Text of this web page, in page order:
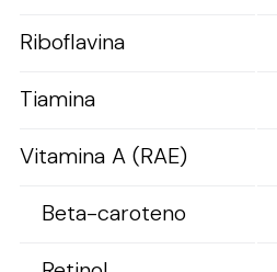
Riboflavina
Tiamina
Vitamina A (RAE)
Beta-caroteno